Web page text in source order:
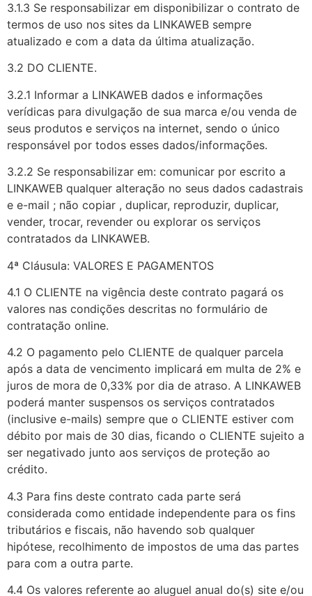
3.1.3 Se responsabilizar em disponibilizar o contrato de
termos de uso nos sites da LINKAWEB sempre
atualizado e com a data da última atualização.
3.2 DO CLIENTE.
3.2.1 Informar a LINKAWEB dados e informações
verídicas para divulgação de sua marca e/ou venda de
seus produtos e serviços na internet, sendo o único
responsável por todos esses dados/informações.
3.2.2 Se responsabilizar em: comunicar por escrito a
LINKAWEB qualquer alteração no seus dados cadastrais
e e-mail ; não copiar , duplicar, reproduzir, duplicar,
vender, trocar, revender ou explorar os serviços
contratados da LINKAWEB.
4ª Cláusula: VALORES E PAGAMENTOS
4.1 O CLIENTE na vigência deste contrato pagará os
valores nas condições descritas no formulário de
contratação online.
4.2 O pagamento pelo CLIENTE de qualquer parcela
após a data de vencimento implicará em multa de 2% e
juros de mora de 0,33% por dia de atraso. A LINKAWEB
poderá manter suspensos os serviços contratados
(inclusive e-mails) sempre que o CLIENTE estiver com
débito por mais de 30 dias, ficando o CLIENTE sujeito a
ser negativado junto aos serviços de proteção ao
crédito.
4.3 Para fins deste contrato cada parte será
considerada como entidade independente para os fins
tributários e fiscais, não havendo sob qualquer
hipótese, recolhimento de impostos de uma das partes
para com a outra parte.
4.4 Os valores referente ao aluguel anual do(s) site e/ou